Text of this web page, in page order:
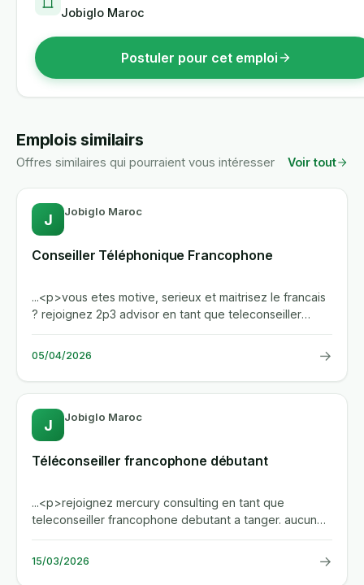
Jobiglo Maroc
Postuler pour cet emploi
Emplois similairs
Offres similaires qui pourraient vous intéresser Voir tout
J Jobiglo Maroc
Conseiller Téléphonique Francophone
...<p>vous etes motive, serieux et maitrisez le francais
? rejoignez 2p3 advisor en tant que teleconseiller
debutant a...
05/04/2026 →
J Jobiglo Maroc
Téléconseiller francophone débutant
...<p>rejoignez mercury consulting en tant que
teleconseiller francophone debutant a tanger. aucun
prerequis d'experience,...
15/03/2026 →